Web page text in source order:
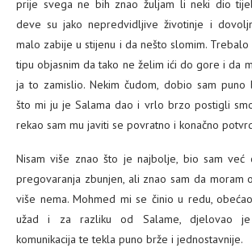
prije svega ne bih znao žuljam li neki dio
deve su jako nepredvidljive životinje i
malo zabije u stijenu i da nešto slomim.
tipu objasnim da tako ne želim ići do gore i da
ja to zamislio. Nekim čudom, dobio sam puno
što mi ju je Salama dao i vrlo brzo postigli
rekao sam mu javiti se povratno i konačno
Nisam više znao što je najbolje, bio sam već
pregovaranja zbunjen, ali znao sam da moram
više nema. Mohmed mi se činio u redu,
užad i za razliku od Salame, djelovao je
komunikacija te tekla puno brže i jednostavnije.